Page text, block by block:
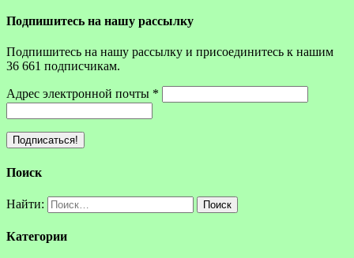
Подпишитесь на нашу рассылку
Подпишитесь на нашу рассылку и присоединитесь к нашим
36 661 подписчикам.
Адрес электронной почты *
Поиск
Найти:
Категории